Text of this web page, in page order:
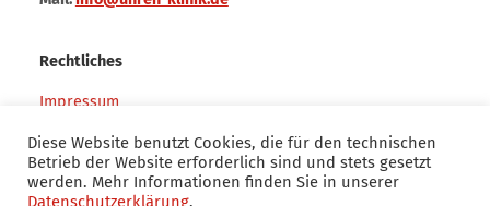
Rechtliches
Impressum
Datenschutz
AGB
Diese Website benutzt Cookies, die für den technischen
Betrieb der Website erforderlich sind und stets gesetzt
werden. Mehr Informationen finden Sie in unserer
Datenschutzerklärung.